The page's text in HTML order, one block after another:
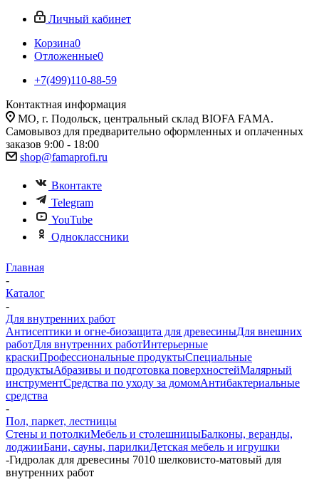
Личный кабинет
Корзина0
Отложенные0
+7(499)110-88-59
Контактная информация
МО, г. Подольск, центральный склад BIOFA FAMA.
Самовывоз для предварительно оформленных и оплаченных
заказов 9:00 - 18:00
shop@famaprofi.ru
Вконтакте
Telegram
YouTube
Одноклассники
Главная
-
Каталог
-
Для внутренних работ
Антисептики и огне-биозащита для древесиныДля внешних
работДля внутренних работИнтерьерные
краскиПрофессиональные продуктыСпециальные
продуктыАбразивы и подготовка поверхностейМалярный
инструментСредства по уходу за домомАнтибактериальные
средства
-
Пол, паркет, лестницы
Стены и потолкиМебель и столешницыБалконы, веранды,
лоджииБани, сауны, парилкиДетская мебель и игрушки
-Гидролак для древесины 7010 шелковисто-матовый для
внутренних работ